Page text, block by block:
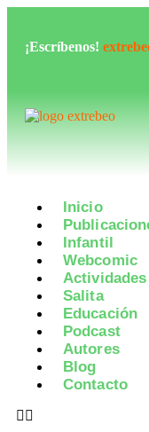
¡Escríbenos!
Inicio
Infantil
Webcomic
Actividades
Salita
Educación
Podcast
Autores
Blog
Contacto